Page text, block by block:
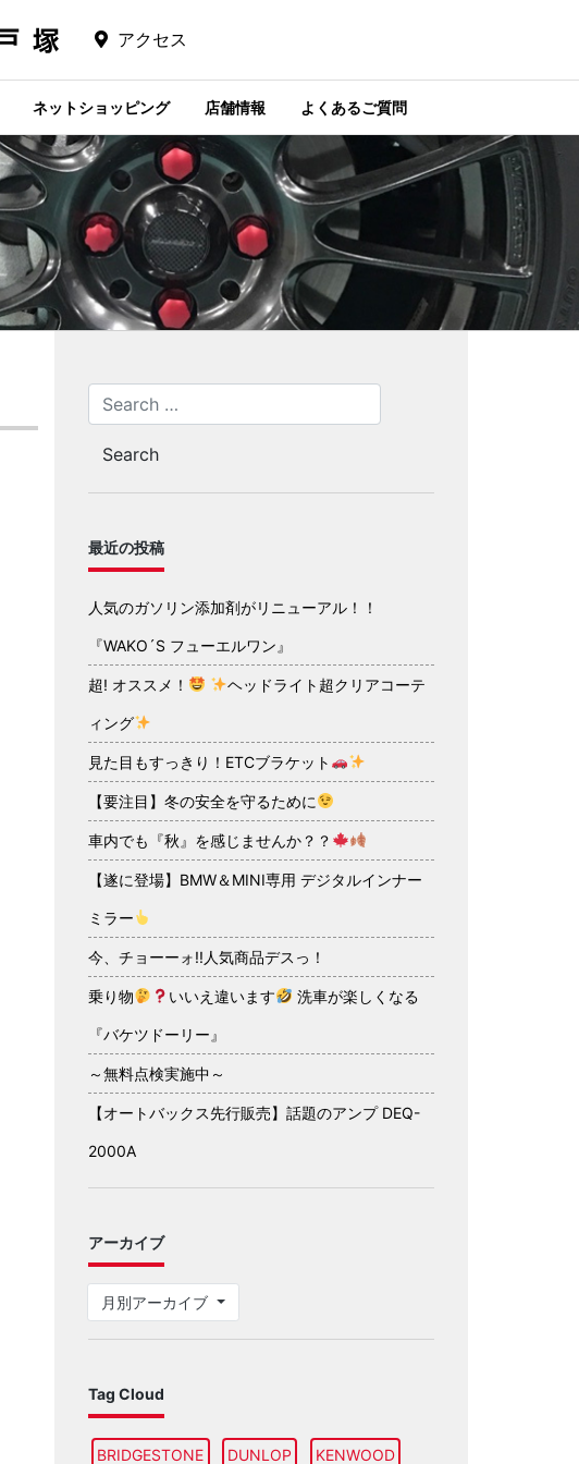
アクセス
ネットショッピング 店舗情報 よくあるご質問
最近の投稿
人気のガソリン添加剤がリニューアル！！
『WAKO´S フューエルワン』
超! オススメ！ ヘッドライト超クリアコーテ
ィング
見た目もすっきり！ETCブラケット
【要注目】冬の安全を守るために
車内でも『秋』を感じませんか？？
【遂に登場】BMW＆MINI専用 デジタルインナー
ミラー
今、チョーーォ!!人気商品デスっ！
乗り物 いいえ違います 洗車が楽しくなる
『バケツドーリー』
～無料点検実施中～
【オートバックス先行販売】話題のアンプ DEQ-
2000A
アーカイブ
月別アーカイブ
Tag Cloud
BRIDGESTONE DUNLOP KENWOOD